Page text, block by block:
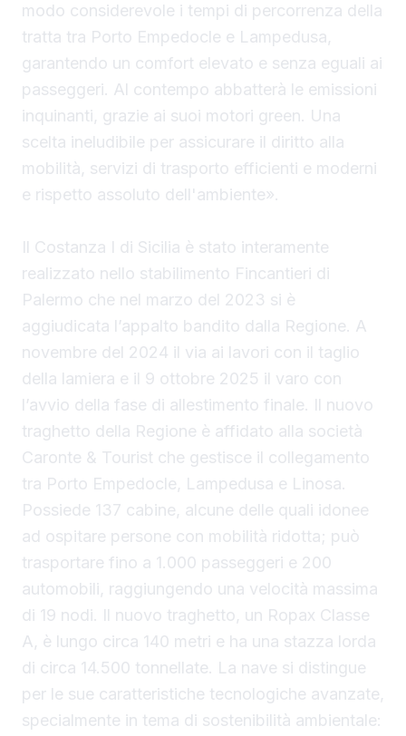
modo considerevole i tempi di percorrenza della
tratta tra Porto Empedocle e Lampedusa,
garantendo un comfort elevato e senza eguali ai
passeggeri. Al contempo abbatterà le emissioni
inquinanti, grazie ai suoi motori green. Una
scelta ineludibile per assicurare il diritto alla
mobilità, servizi di trasporto efficienti e moderni
e rispetto assoluto dell'ambiente».
Il Costanza I di Sicilia è stato interamente
realizzato nello stabilimento Fincantieri di
Palermo che nel marzo del 2023 si è
aggiudicata l’appalto bandito dalla Regione. A
novembre del 2024 il via ai lavori con il taglio
della lamiera e il 9 ottobre 2025 il varo con
l’avvio della fase di allestimento finale. Il nuovo
traghetto della Regione è affidato alla società
Caronte & Tourist che gestisce il collegamento
tra Porto Empedocle, Lampedusa e Linosa.
Possiede 137 cabine, alcune delle quali idonee
ad ospitare persone con mobilità ridotta; può
trasportare fino a 1.000 passeggeri e 200
automobili, raggiungendo una velocità massima
di 19 nodi. Il nuovo traghetto, un Ropax Classe
A, è lungo circa 140 metri e ha una stazza lorda
di circa 14.500 tonnellate. La nave si distingue
per le sue caratteristiche tecnologiche avanzate,
specialmente in tema di sostenibilità ambientale: